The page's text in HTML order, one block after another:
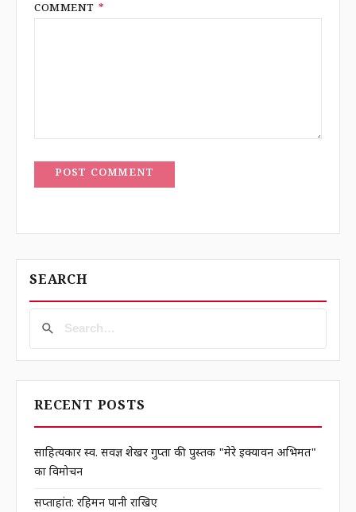
COMMENT *
POST COMMENT
SEARCH
RECENT POSTS
साहित्यकार स्व. सर्वज्ञ शेखर गुप्ता की पुस्तक "मेरे इक्यावन अभिमत"
का विमोचन
सप्ताहांत: रहिमन पानी राखिए